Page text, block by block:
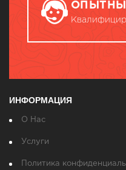
ИНФОРМАЦИЯ
О Нас
Услуги
Политика